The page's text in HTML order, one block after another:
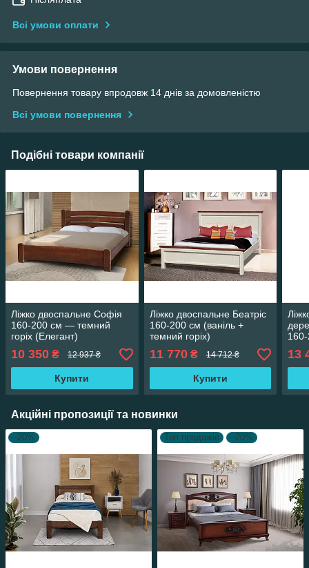
Всі умови оплати
Умови повернення
Повернення товару впродовж 14 днів за домовленістю
Всі умови повернення
Подібні товари компанії
Ліжко двоспальне Софія
160-200 см — темний
горіх (Елегант)
10 350 ₴ 12 937 ₴
Купити
Ліжко двоспальне Беатріс
160-200 см (ваніль +
темний горіх)
11 770₴ 14 712 ₴
Купити
13
Акційні пропозиції та новинки
–20% Топ продажів –20%